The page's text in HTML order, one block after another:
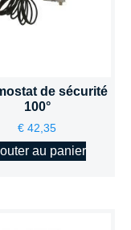
de sécurité
100°
€ 42,35
au panier